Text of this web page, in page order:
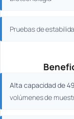
Pruebas de
Alta capacidad de
volúmenes de